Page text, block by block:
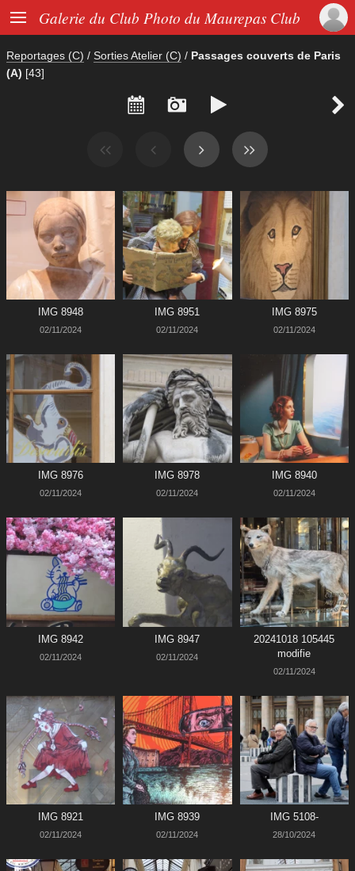
 Galerie du Club Photo du Maurepas Club
Reportages (C) / Sorties Atelier (C) / Passages couverts de Paris
(A) [43]
   
IMG 8948
02/11/2024
IMG 8951
02/11/2024
IMG 8975
02/11/2024
IMG 8976
02/11/2024
IMG 8978
02/11/2024
IMG 8940
02/11/2024
IMG 8942
02/11/2024
IMG 8947
02/11/2024
20241018 105445
modifie
02/11/2024
IMG 8921
02/11/2024
IMG 8939
02/11/2024
IMG 5108-
28/10/2024